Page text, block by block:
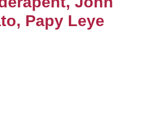
Papy Leye